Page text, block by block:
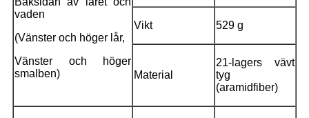
vaden
(Vänster och höger lår,
Vänster och höger
smalben)
Vikt 529 g
Material
21-lagers vävt
tyg
(aramidfiber)